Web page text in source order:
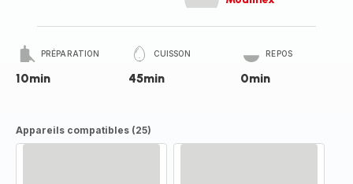
PRÉPARATION
10min
CUISSON
45min
REPOS
0min
Appareils compatibles (25)